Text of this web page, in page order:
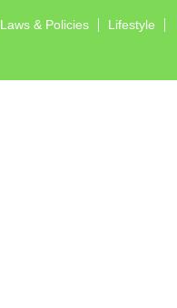
Laws & Policies Lifestyle